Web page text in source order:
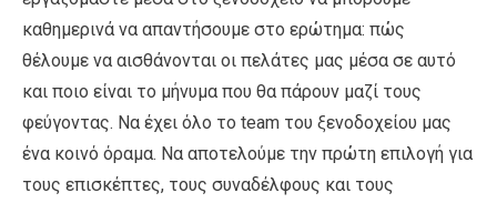
καθημερινά να απαντήσουμε στο ερώτημα: πώς
θέλουμε να αισθάνονται οι πελάτες μας μέσα σε αυτό
και ποιο είναι το μήνυμα που θα πάρουν μαζί τους
φεύγοντας. Να έχει όλο το team του ξενοδοχείου μας
ένα κοινό όραμα. Να αποτελούμε την πρώτη επιλογή για
τους επισκέπτες, τους συναδέλφους και τους